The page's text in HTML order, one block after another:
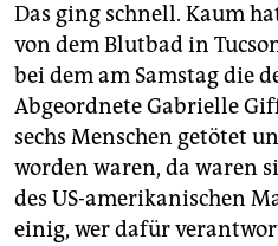
abo
genossenschaft
epaper login
Das ging schnell. Kaum
von dem Blutbad in
bei dem am Samstag die
Abgeordnete Gabrielle
sechs Menschen getötet
worden waren, da waren
des US-amerikanischen
einig, wer dafür